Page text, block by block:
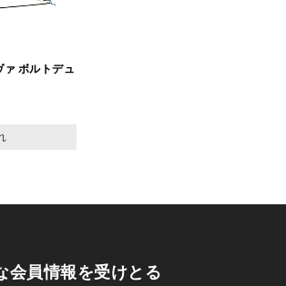
ボルトデュ
会員情報を受けとる